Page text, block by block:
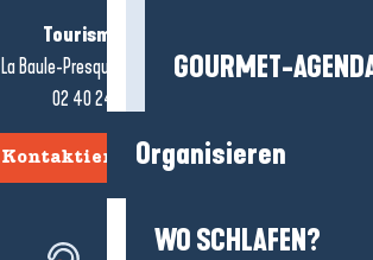
GOURMET-
Organisieren
WO SCHLAFEN?
Tourismusbüro
La Baule-Presqu'île de Guérande
02 40 24 34 44
Kontaktieren Sie uns